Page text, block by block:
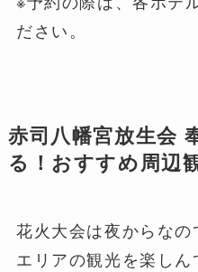
ださい。
赤司八幡宮放生会
る！おすすめ周辺
花火大会は夜からな
エリアの観光を楽し